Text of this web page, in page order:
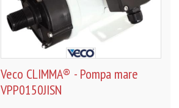
Veco CLIMMA® - Pompa mare
VPP0150JISN